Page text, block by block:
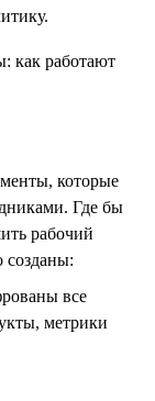
которые
Где бы
рабочий
созданы:
все
метрики